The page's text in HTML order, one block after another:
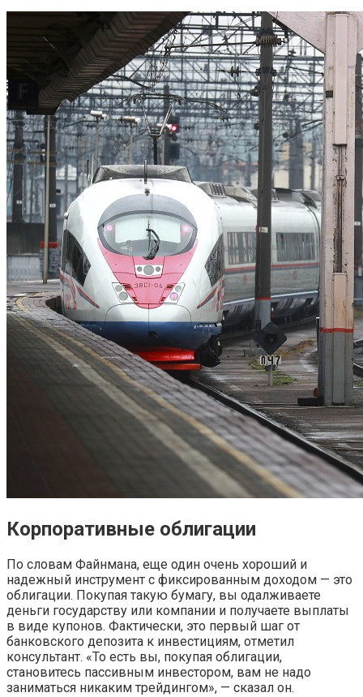
Корпоративные облигации
По словам Файнмана, еще один очень хороший и
надежный инструмент с фиксированным доходом — это
облигации. Покупая такую бумагу, вы одалживаете
деньги государству или компании и получаете выплаты
в виде купонов. Фактически, это первый шаг от
банковского депозита к инвестициям, отметил
консультант. «То есть вы, покупая облигации,
становитесь пассивным инвестором, вам не надо
заниматься никаким трейдингом», — сказал он.